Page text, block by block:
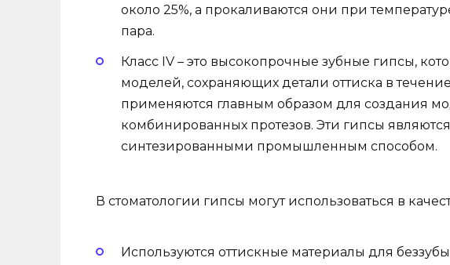
около 25%, а прокаливаются они при
пара.
Класс IV – это высокопрочные зубные гипсы,
моделей, сохраняющих детали оттиска в
применяются главным образом для создания
комбинированных протезов. Эти гипсы
синтезированными промышленным способом.
В стоматологии гипсы могут использоваться в
Используются оттискные материалы для